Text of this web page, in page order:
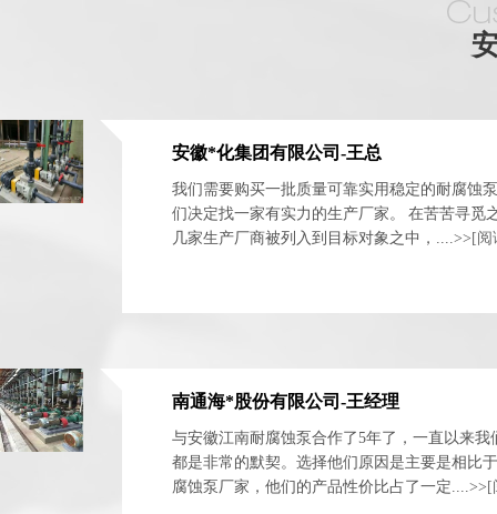
安徽*化集团有限公司-王总
我们需要购买一批质量可靠实用稳定的耐腐蚀
们决定找一家有实力的生产厂家。 在苦苦寻觅
几家生产厂商被列入到目标对象之中，....>> [阅
南通海*股份有限公司-王经理
与安徽江南耐腐蚀泵合作了5年了，一直以来我
都是非常的默契。选择他们原因是主要是相比
腐蚀泵厂家，他们的产品性价比占了一定....>> [